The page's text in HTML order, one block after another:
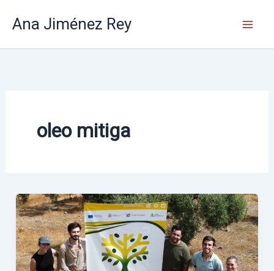
Ana Jiménez Rey
oleo mitiga